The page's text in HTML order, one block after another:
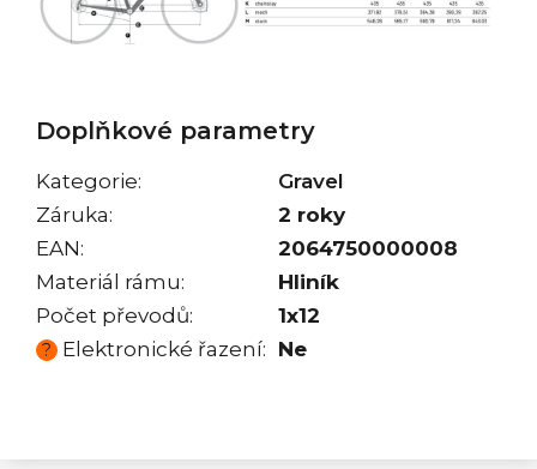
Doplňkové parametry
Kategorie:
Gravel
Záruka:
2 roky
EAN:
2064750000008
Materiál rámu:
Hliník
Počet převodů: 1x12
? Elektronické řazení: Ne